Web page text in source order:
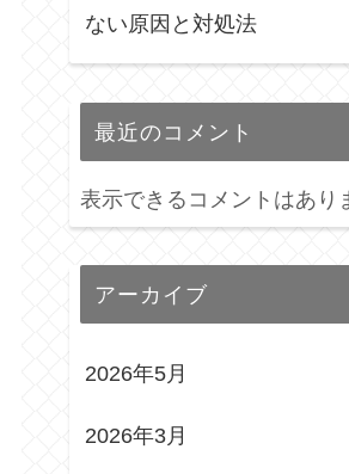
ない原因と対処法
最近のコメント
表示できるコメントはあり
アーカイブ
2026年5月
2026年3月